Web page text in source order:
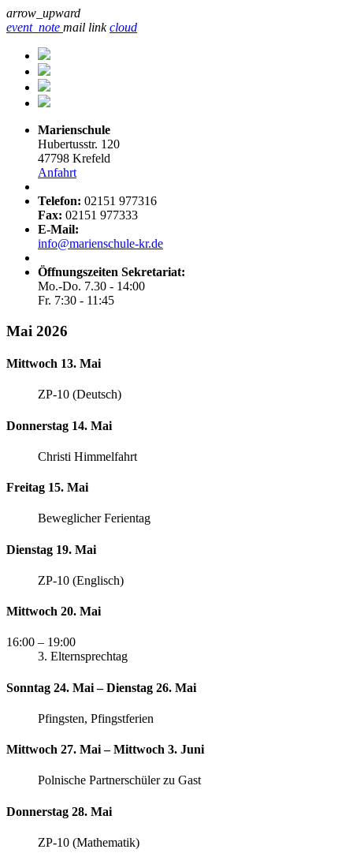
arrow_upward
event_note mail link cloud
Marienschule
Hubertusstr. 120
47798 Krefeld
Anfahrt
Telefon: 02151 977316
Fax: 02151 977333
E-Mail:
info@marienschule-kr.de
Öffnungszeiten Sekretariat:
Mo.-Do. 7.30 - 14:00
Fr. 7:30 - 11:45
Mai 2026
Mittwoch 13. Mai
ZP-10 (Deutsch)
Donnerstag 14. Mai
Christi Himmelfahrt
Freitag 15. Mai
Beweglicher Ferientag
Dienstag 19. Mai
ZP-10 (Englisch)
Mittwoch 20. Mai
16:00 – 19:00
3. Elternsprechtag
Sonntag 24. Mai – Dienstag 26. Mai
Pfingsten, Pfingstferien
Mittwoch 27. Mai – Mittwoch 3. Juni
Polnische Partnerschüler zu Gast
Donnerstag 28. Mai
ZP-10 (Mathematik)